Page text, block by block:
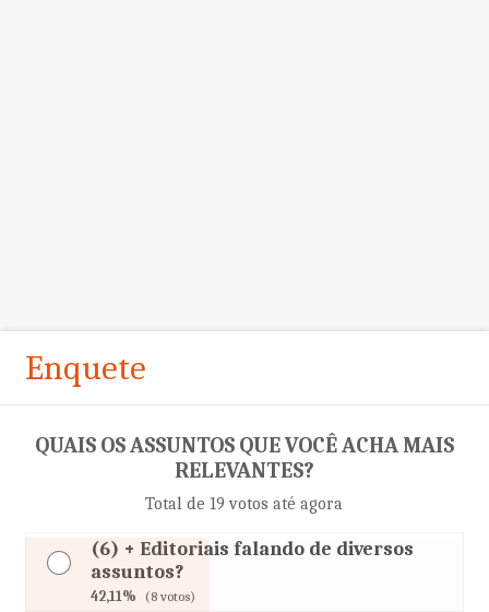
Enquete
QUAIS OS ASSUNTOS QUE VOCÊ ACHA MAIS
RELEVANTES?
Total de 19 votos até agora
(6) + Editoriais falando de diversos
assuntos?
42,11% (8 votos)